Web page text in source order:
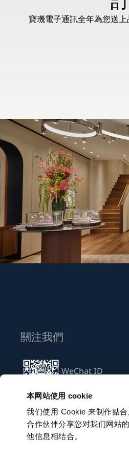
本网站使用 cookie
我们使用 Cookie 来制作贴
合作伙伴分享您对我们网站
他信息相结合。
寶璣電子通訊全年為您送
關注我們
WeChat ID
訂閱電子通訊